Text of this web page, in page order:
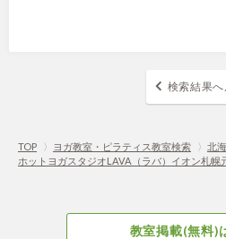
検索結果へ
TOP 〉 ヨガ教室・ピラティス教室検索 〉 北
ホットヨガスタジオLAVA（ラバ）イオン札幌
教室掲載(無料)